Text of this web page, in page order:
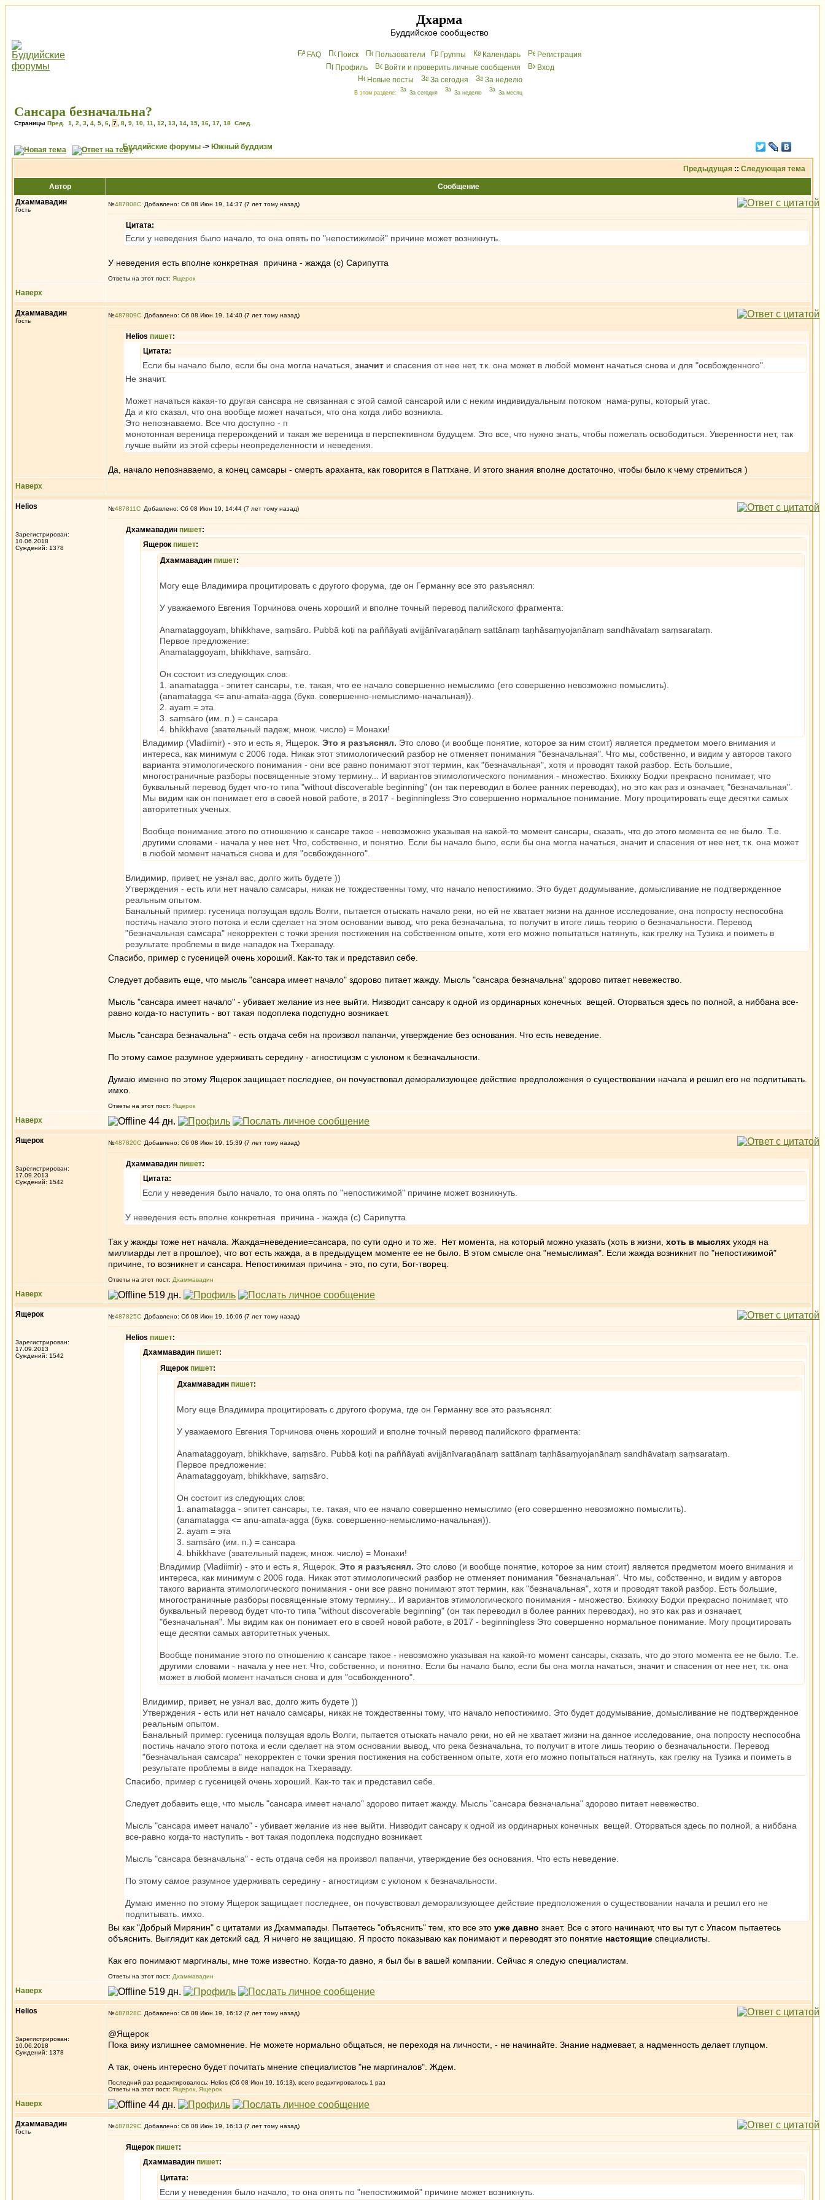
Дхарма
Буддийское сообщество
FAQ Поиск Пользователи Группы Календарь
Peгиcтрaция
Профиль
Войти и проверить личные сообщения
Вхoд
Новые посты
За сегодня За неделю
В этом разделе: За сегодня За неделю За месяц
Сансара безначальна?
Страницы Пред. 1 2 3 4 5 6 7 8 9 10 11 12 13 14 15 16 17 18 След.
Буддийские форумы -> Южный буддизм
Предыдущая :: Следующая тема
Автор
Сообщение
Дхаммавадин
Гость
№487808 Добавлено: Сб 08 Июн 19, 14:37 (7 лет тому назад)
Цитата:
Если у неведения было начало, то она опять по "непостижимой" причине может возникнуть.
У неведения есть вполне конкретная причина - жажда (с) Сарипутта
Ответы на этот пост: Ящерок
Наверх
Дхаммавадин
Гость
№487809 Добавлено: Сб 08 Июн 19, 14:40 (7 лет тому назад)
Helios пишет:
Цитата:
Если бы начало было, если бы она могла начаться, значит и спасения от нее нет, т.к. она может в любой момент начаться снова и для "освбожденного".
Не значит.
Может начаться какая-то другая сансара не связанная с этой самой сансарой или с неким индивидуальным потоком нама-рупы, который угас.
Да и кто сказал, что она вообще может начаться, что она когда либо возникла.
Это непознаваемо. Все что доступно - п
монотонная вереница перерождений и такая же вереница в перспективном будущем. Это все, что нужно знать, чтобы пожелать освободиться. Уверенности нет, так
лучше выйти из этой сферы неопределенности и неведения.
Да, начало непознаваемо, а конец самсары - смерть араханта, как говорится в Паттхане. И этого знания вполне достаточно, чтобы было к чему стремиться )
Наверх
Helios
Зарегистрирован:
10.06.2018
Суждений: 1378
№487811 Добавлено: Сб 08 Июн 19, 14:44 (7 лет тому назад)
Дхаммавадин пишет:
Ящерок пишет:
Дхаммавадин пишет:
Могу еще Владимира процитировать с другого форума, где он Германну все это разъяснял:
У уважаемого Евгения Торчинова очень хороший и вполне точный перевод палийского фрагмента:
Anamataggoyaṃ, bhikkhave, saṃsāro. Pubbā koṭi na paññāyati avijjānīvaraṇānaṃ sattānaṃ taṇhāsaṃyojanānaṃ sandhāvataṃ saṃsarataṃ.
Первое предложение:
Anamataggoyaṃ, bhikkhave, saṃsāro.
Он состоит из следующих слов:
1. anamatagga - эпитет сансары, т.е. такая, что ее начало совершенно немыслимо (его совершенно невозможно помыслить).
(anamatagga <= anu-amata-agga (букв. совершенно-немыслимо-начальная)).
2. ayaṃ = эта
3. saṃsāro (им. п.) = сансара
4. bhikkhave (звательный падеж, множ. число) = Монахи!
Владимир (Vladiimir) - это и есть я, Ящерок. Это я разъяснял. Это слово (и вообще понятие, которое за ним стоит) является предметом моего внимания и
интереса, как минимум с 2006 года. Никак этот этимологический разбор не отменяет понимания "безначальная". Что мы, собственно, и видим у авторов такого
варианта этимологического понимания - они все равно понимают этот термин, как "безначальная", хотя и проводят такой разбор. Есть большие,
многостраничные разборы посвященные этому термину... И вариантов этимологического понимания - множество. Бхиккху Бодхи прекрасно понимает, что
буквальный перевод будет что-то типа "without discoverable beginning" (он так переводил в более ранних переводах), но это как раз и означает, "безначальная".
Мы видим как он понимает его в своей новой работе, в 2017 - beginningless Это совершенно нормальное понимание. Могу процитировать еще десятки самых
авторитетных ученых.
Вообще понимание этого по отношению к сансаре такое - невозможно указывая на какой-то момент сансары, сказать, что до этого момента ее не было. Т.е.
другими словами - начала у нее нет. Что, собственно, и понятно. Если бы начало было, если бы она могла начаться, значит и спасения от нее нет, т.к. она может
в любой момент начаться снова и для "освбожденного".
Влидимир, привет, не узнал вас, долго жить будете ))
Утверждения - есть или нет начало самсары, никак не тождественны тому, что начало непостижимо. Это будет додумывание, домысливание не подтвержденное
реальным опытом.
Банальный пример: гусеница ползущая вдоль Волги, пытается отыскать начало реки, но ей не хватает жизни на данное исследование, она попросту неспособна
постичь начало этого потока и если сделает на этом основании вывод, что река безначальна, то получит в итоге лишь теорию о безначальности. Перевод
"безначальная самсара" некорректен с точки зрения постижения на собственном опыте, хотя его можно попытаться натянуть, как грелку на Тузика и поиметь в
результате проблемы в виде нападок на Тхераваду.
Спасибо, пример с гусеницей очень хороший. Как-то так и представил себе.
Следует добавить еще, что мысль "сансара имеет начало" здорово питает жажду. Мысль "сансара безначальна" здорово питает невежество.
Мысль "сансара имеет начало" - убивает желание из нее выйти. Низводит сансару к одной из ординарных конечных вещей. Оторваться здесь по полной, а ниббана все-
равно когда-то наступить - вот такая подоплека подспудно возникает.
Мысль "сансара безначальна" - есть отдача себя на произвол папанчи, утверждение без основания. Что есть неведение.
По этому самое разумное удерживать середину - агностицизм с уклоном к безначальности.
Думаю именно по этому Ящерок защищает последнее, он почувствовал деморализующее действие предположения о существовании начала и решил его не подпитывать.
имхо.
Ответы на этот пост: Ящерок
Наверх
Ящерок
Зарегистрирован:
17.09.2013
Суждений: 1542
№487820 Добавлено: Сб 08 Июн 19, 15:39 (7 лет тому назад)
Дхаммавадин пишет:
Цитата:
Если у неведения было начало, то она опять по "непостижимой" причине может возникнуть.
У неведения есть вполне конкретная причина - жажда (с) Сарипутта
Так у жажды тоже нет начала. Жажда=неведение=сансара, по сути одно и то же. Нет момента, на который можно указать (хоть в жизни, хоть в мыслях уходя на
миллиарды лет в прошлое), что вот есть жажда, а в предыдущем моменте ее не было. В этом смысле она "немыслимая". Если жажда возникнит по "непостижимой"
причине, то возникнет и сансара. Непостижимая причина - это, по сути, Бог-творец.
Ответы на этот пост: Дхаммавадин
Наверх
Ящерок
Зарегистрирован:
17.09.2013
Суждений: 1542
№487825 Добавлено: Сб 08 Июн 19, 16:06 (7 лет тому назад)
Helios пишет:
Дхаммавадин пишет:
Ящерок пишет:
Дхаммавадин пишет:
Могу еще Владимира процитировать с другого форума, где он Германну все это разъяснял:
У уважаемого Евгения Торчинова очень хороший и вполне точный перевод палийского фрагмента:
Anamataggoyaṃ, bhikkhave, saṃsāro. Pubbā koṭi na paññāyati avijjānīvaraṇānaṃ sattānaṃ taṇhāsaṃyojanānaṃ sandhāvataṃ saṃsarataṃ.
Первое предложение:
Anamataggoyaṃ, bhikkhave, saṃsāro.
Он состоит из следующих слов:
1. anamatagga - эпитет сансары, т.е. такая, что ее начало совершенно немыслимо (его совершенно невозможно помыслить).
(anamatagga <= anu-amata-agga (букв. совершенно-немыслимо-начальная)).
2. ayaṃ = эта
3. saṃsāro (им. п.) = сансара
4. bhikkhave (звательный падеж, множ. число) = Монахи!
Владимир (Vladiimir) - это и есть я, Ящерок. Это я разъяснял. Это слово (и вообще понятие, которое за ним стоит) является предметом моего внимания и
интереса, как минимум с 2006 года. Никак этот этимологический разбор не отменяет понимания "безначальная". Что мы, собственно, и видим у авторов
такого варианта этимологического понимания - они все равно понимают этот термин, как "безначальная", хотя и проводят такой разбор. Есть большие,
многостраничные разборы посвященные этому термину... И вариантов этимологического понимания - множество. Бхиккху Бодхи прекрасно понимает, что
буквальный перевод будет что-то типа "without discoverable beginning" (он так переводил в более ранних переводах), но это как раз и означает,
"безначальная". Мы видим как он понимает его в своей новой работе, в 2017 - beginningless Это совершенно нормальное понимание. Могу процитировать
еще десятки самых авторитетных ученых.
Вообще понимание этого по отношению к сансаре такое - невозможно указывая на какой-то момент сансары, сказать, что до этого момента ее не было. Т.е.
другими словами - начала у нее нет. Что, собственно, и понятно. Если бы начало было, если бы она могла начаться, значит и спасения от нее нет, т.к. она
может в любой момент начаться снова и для "освбожденного".
Влидимир, привет, не узнал вас, долго жить будете ))
Утверждения - есть или нет начало самсары, никак не тождественны тому, что начало непостижимо. Это будет додумывание, домысливание не подтвержденное
реальным опытом.
Банальный пример: гусеница ползущая вдоль Волги, пытается отыскать начало реки, но ей не хватает жизни на данное исследование, она попросту неспособна
постичь начало этого потока и если сделает на этом основании вывод, что река безначальна, то получит в итоге лишь теорию о безначальности. Перевод
"безначальная самсара" некорректен с точки зрения постижения на собственном опыте, хотя его можно попытаться натянуть, как грелку на Тузика и поиметь в
результате проблемы в виде нападок на Тхераваду.
Спасибо, пример с гусеницей очень хороший. Как-то так и представил себе.
Следует добавить еще, что мысль "сансара имеет начало" здорово питает жажду. Мысль "сансара безначальна" здорово питает невежество.
Мысль "сансара имеет начало" - убивает желание из нее выйти. Низводит сансару к одной из ординарных конечных вещей. Оторваться здесь по полной, а ниббана
все-равно когда-то наступить - вот такая подоплека подспудно возникает.
Мысль "сансара безначальна" - есть отдача себя на произвол папанчи, утверждение без основания. Что есть неведение.
По этому самое разумное удерживать середину - агностицизм с уклоном к безначальности.
Думаю именно по этому Ящерок защищает последнее, он почувствовал деморализующее действие предположения о существовании начала и решил его не
подпитывать. имхо.
Вы как "Добрый Мирянин" с цитатами из Дхаммапады. Пытаетесь "объяснить" тем, кто все это уже давно знает. Все с этого начинают, что вы тут с Упасом пытаетесь
объяснить. Выглядит как детский сад. Я ничего не защищаю. Я просто показываю как понимают и переводят это понятие настоящие специалисты.
Как его понимают маргиналы, мне тоже известно. Когда-то давно, я был бы в вашей компании. Сейчас я следую специалистам.
Ответы на этот пост: Дхаммавадин
Наверх
Helios
Зарегистрирован:
10.06.2018
Суждений: 1378
№487828 Добавлено: Сб 08 Июн 19, 16:12 (7 лет тому назад)
@Ящерок
Пока вижу излишнее самомнение. Не можете нормально общаться, не переходя на личности, - не начинайте. Знание надмевает, а надменность делает глупцом.
А так, очень интересно будет почитать мнение специалистов "не маргиналов". Ждем.
Последний раз редактировалось: Helios (Сб 08 Июн 19, 16:13), всего редактировалось 1 раз
Ответы на этот пост: Ящерок Ящерок
Наверх
Дхаммавадин
Гость
№487829 Добавлено: Сб 08 Июн 19, 16:13 (7 лет тому назад)
Ящерок пишет:
Дхаммавадин пишет:
Цитата:
Если у неведения было начало, то она опять по "непостижимой" причине может возникнуть.